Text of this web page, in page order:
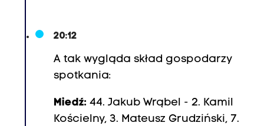
20:12
A tak wygląda skład gospodarzy
spotkania:
Miedź: 44. Jakub Wrąbel - 2. Kamil
Kościelny, 3. Mateusz Grudziński, 7.